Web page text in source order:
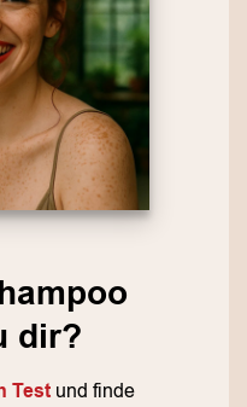
dir?
Testund finde